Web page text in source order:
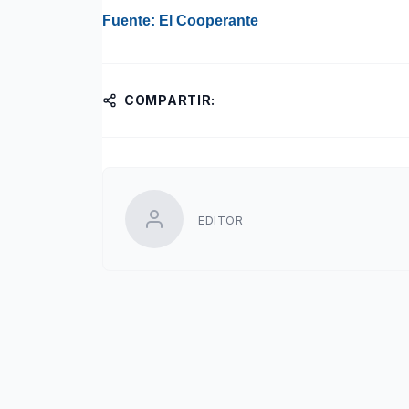
Fuente: El Cooperante
COMPARTIR:
EDITOR